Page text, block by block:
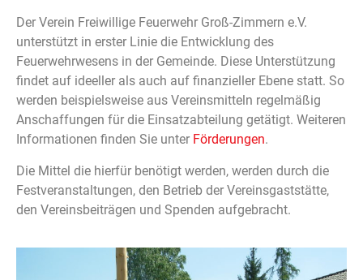
Der Verein Freiwillige Feuerwehr Groß-Zimmern e.V.
unterstützt in erster Linie die Entwicklung des
Feuerwehrwesens in der Gemeinde. Diese Unterstützung
findet auf ideeller als auch auf finanzieller Ebene statt. So
werden beispielsweise aus Vereinsmitteln regelmäßig
Anschaffungen für die Einsatzabteilung getätigt. Weiteren
Informationen finden Sie unter Förderungen.
Die Mittel die hierfür benötigt werden, werden durch die
Festveranstaltungen, den Betrieb der Vereinsgaststätte,
den Vereinsbeiträgen und Spenden aufgebracht.